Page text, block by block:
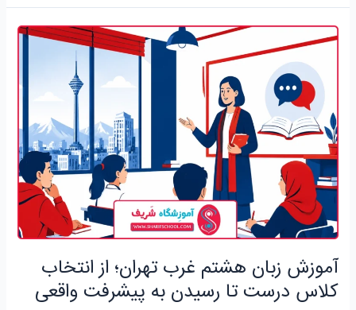
آموزش زبان هشتم غرب تهران؛ از انتخاب
کلاس درست تا رسیدن به پیشرفت واقعی
آموزش
هشتم
غرب
تهران؛
از
انتخاب
کلاس
درست
رسیدن
به
پیشرفت
واقعی